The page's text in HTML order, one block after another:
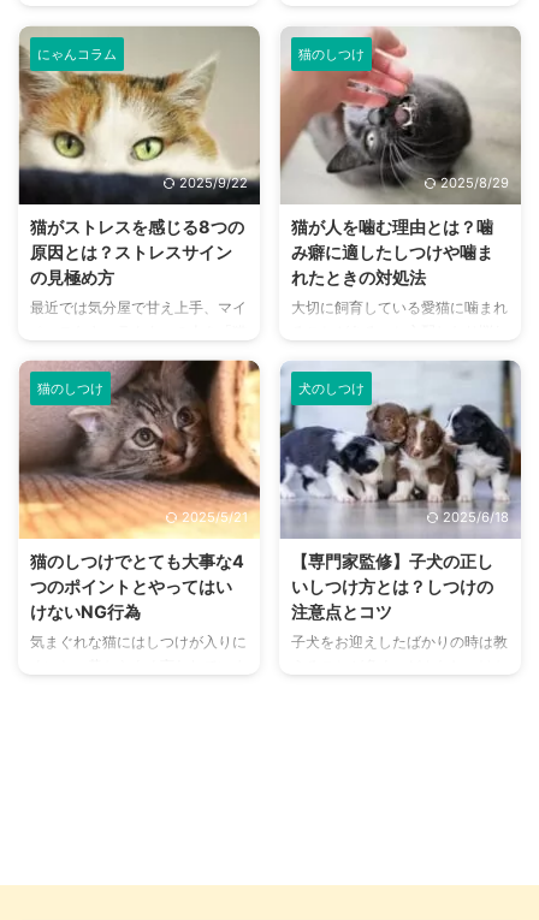
ら、部屋中が荒らされていたり、
トイレ以外の場所で粗相をしたり
している」…猫はクールで自立し
ていると思われがちですが、実は
飼い主さんと離れることに強い不
安を感じる「分離不安症」になる
ことがあります。 もし、愛猫に
こうした行動が見られるなら、そ
れは「寂しい」「不安だ」という
SOSのサインかもしれません。
この記事では、猫の分離不安症の
原因や症状、そして飼い主さんが
今日からできる具体的な対策方法
猫の分離不安症は、飼い主と ...
な猫に甘噛みでもされたら、多少
は痛いもの。エスカレートしてい
くとトラブルの元にもなるため、
適切な対処が飼い主として必要不
可欠です。 甘噛みだからといっ
て放置していいものではなく、き
ちんと直すべき理由があります。
そこでこの記事では、猫の甘噛み
に関する疑問を解決し、適切な対
処法をご紹介します。 この記事
の結論 痛みのない甘噛みであっ
たとしても、放置はNGで適切に
って理由があるため、なぜ噛むの
か ...
にゃんコラム
2025/9/22
猫がストレスを感じる8つの
原因とは？ストレスサイン
の見極め方
最近では気分屋で甘え上手、マイ
系男子」「猫系女子」と呼ぶこと
もあるようです。 このように、
昔から猫は気まぐれで自由奔放な
性格の象徴とされてきました。
ですが、愛猫との暮らしを経験し
たことのある方なら、愛猫のデリ
ケートな一面を垣間見たことがあ
るでしょう。 物音にビックリし
て飛び上がる、知らない人が訪ね
てくると物陰に身をひそめる…な
ど。 猫はストレスを抱えやす
く、問題行動を起こしたり免疫力
が低下して病気を発症したりとい
猫のしつけ
2025/8/29
猫が人を噛む理由とは？噛
み癖に適したしつけや噛ま
れたときの対処法
大切に飼育している愛猫に噛まれ
す。 トラブルを引き起こしてし
まうこともある猫の噛み癖は、甘
噛みなのかそうでないのか、など
噛むことについて気になる点がた
くさん。 まずはその理由を詳し
く知ってみましょう。病気などの
思いがけない理由が隠れている場
合もありますよ。 また猫に噛ま
れることで私たちが発症する病気
についても、しっかりチェックし
ておきましょう。 これからお迎
えしたいと考えている方にも参考
猫のしつけ
2025/5/21
猫のしつけでとても大事な4
つのポイントとやってはい
けないNG行為
気まぐれな猫にはしつけが入りに
らしている方、これから猫を飼お
犬のしつけ
2025/6/18
【専門家監修】子犬の正し
いしつけ方とは？しつけの
注意点とコツ
子犬をお迎えしたばかりの時は教
身もトラブルに巻き込まれること